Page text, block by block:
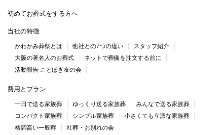
初めてお葬式をする方へ
当社の特徴
かわかみ葬祭とは 他社との7つの違い
スタッフ紹介
大阪の著名人のお葬式
ネットで葬儀を注文する前に
活動報告 ことほぎ友の会
費用とプラン
一日で送る家族葬 ゆっくり送る家族葬
みんなで送る家族葬
コンパクト家族葬
シンプル家族葬
小さくても立派な家族葬
格調高い一般葬
社葬・お別れの会